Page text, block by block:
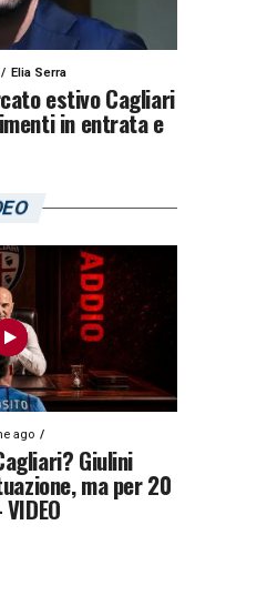
Elia Serra
estivo Cagliari
in entrata e
ago
Giulini
ma per 20